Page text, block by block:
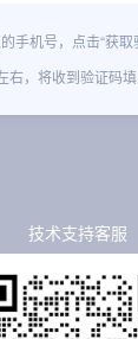
手机号，点击“获取
右，将收到验证码填
技术支持客服